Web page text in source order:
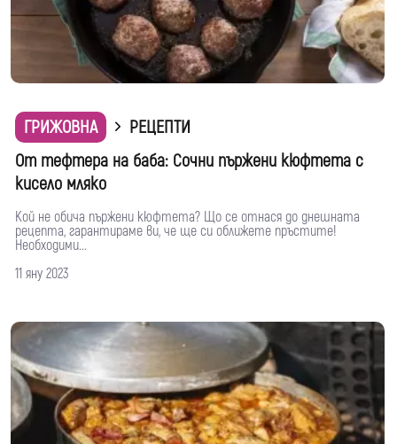
ГРИЖОВНА
РЕЦЕПТИ
От тефтера на баба: Сочни пържени кюфтета с
кисело мляко
Кой не обича пържени кюфтета? Що се отнася до днешната
рецепта, гарантираме ви, че ще си оближете пръстите!
Необходими...
11 яну 2023